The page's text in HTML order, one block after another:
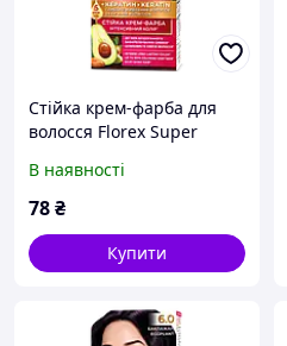
Стійка крем-фарба для
волосся Florex Super
В наявності
78₴
Купити